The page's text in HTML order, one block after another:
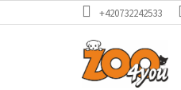
na
+420732242533